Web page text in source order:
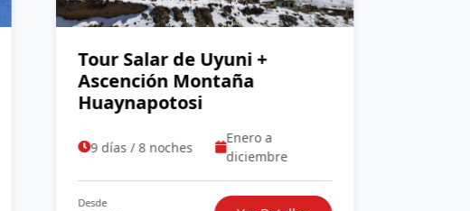
Tour Salar de Uyuni +
Ascención Montaña
Huaynapotosi
9 días / 8 noches
Enero a
diciembre
Desde